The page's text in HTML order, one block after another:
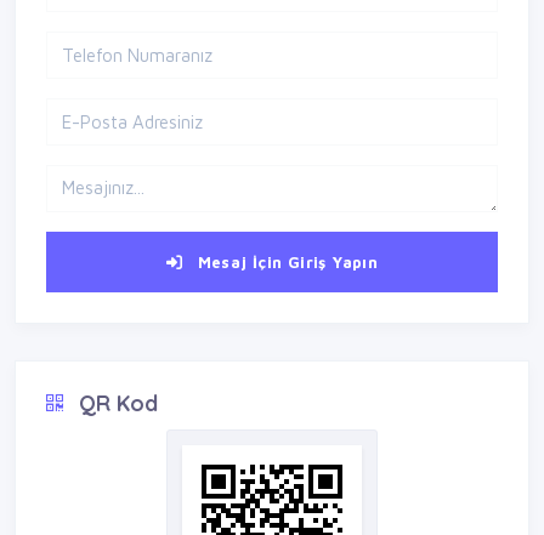
Mesaj İçin Giriş Yapın
QR Kod